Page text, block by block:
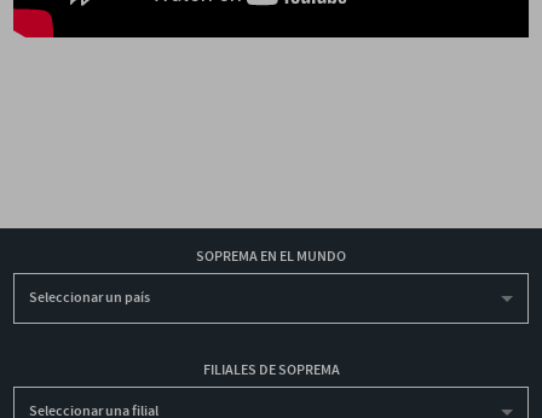
SOPREMA EN EL MUNDO
Seleccionar un país
FILIALES DE SOPREMA
Seleccionar una filial